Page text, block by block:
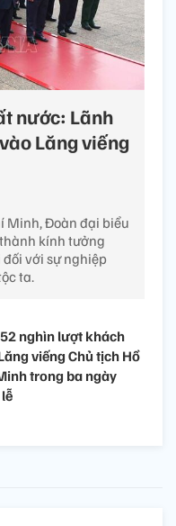
nước: Lãnh
Lăng viếng
Minh, Đoàn đại biểu
kính tưởng
với sự nghiệp
ta.
nghìn lượt khách
viếng Chủ tịch Hồ
trong ba ngày